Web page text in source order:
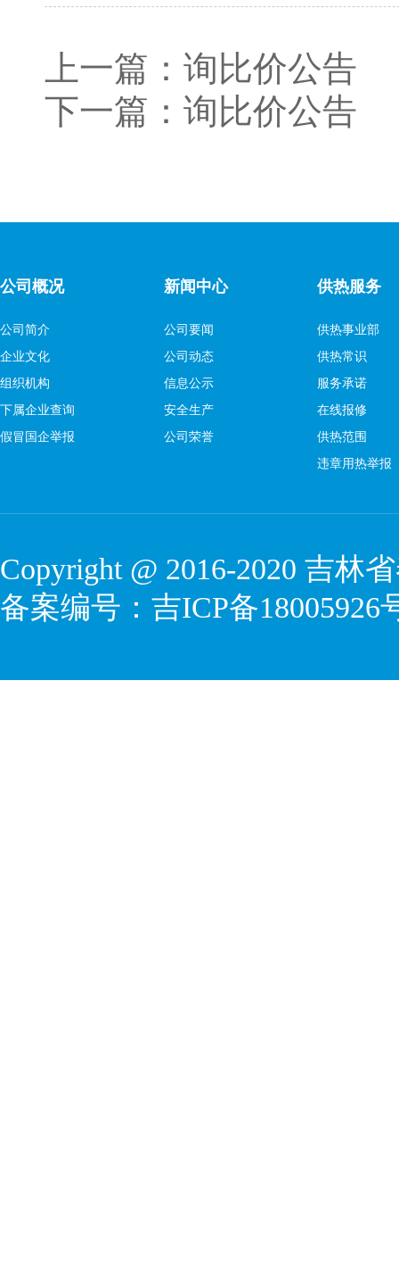
上一篇： 询比价公告
下一篇： 询比价公告
公司概况
公司简介
企业文化
组织机构
下属企业查询
假冒国企举报
新闻中心
公司要闻
公司动态
信息公示
安全生产
公司荣誉
供热服务
供热事业部
供热常识
服务承诺
在线报修
供热范围
违章用热举报
Copyright @ 2016-2020 吉林
备案编号： 吉ICP备18005926